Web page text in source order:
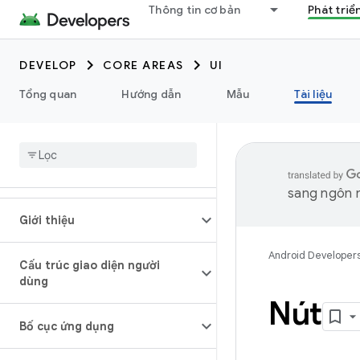
Thông tin cơ bản Phát
DEVELOP CORE AREAS
UI
Tổng quan
Hướng dẫn Mẫu Tài liệu
Giới thiệu
Cấu trúc giao diện người
dùng
Bố cục ứng dụng
sang ngôn
Android
Nút